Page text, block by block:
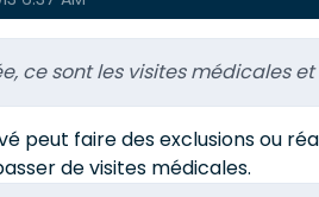
ce sont les visites médicales et
peut faire des exclusions ou
de visites médicales.